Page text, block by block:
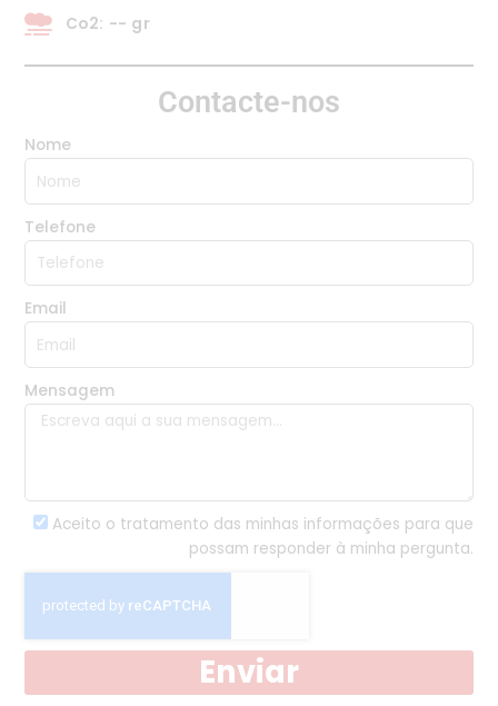
Co2: -- gr
Contacte-nos
Nome
Telefone
Email
Mensagem
Aceito o tratamento das minhas informações para que
possam responder à minha pergunta.
Enviar